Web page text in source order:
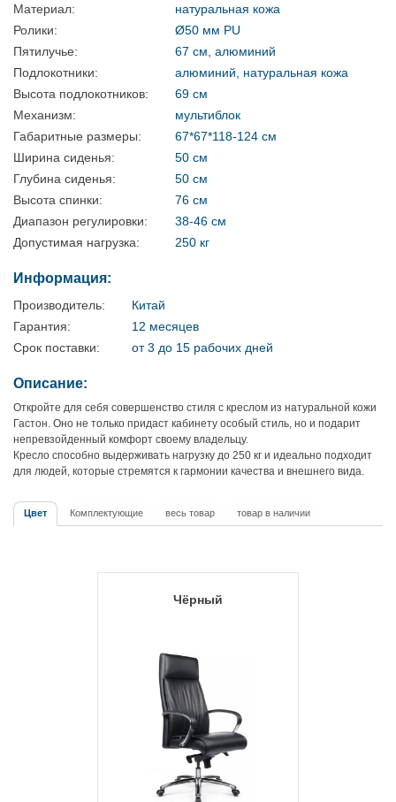
Материал:
натуральная кожа
Ролики:
Ø50 мм PU
Пятилучье:
67 см, алюминий
Подлокотники:
алюминий, натуральная кожа
Высота подлокотников:
69 см
Механизм:
мультиблок
Габаритные размеры:
67*67*118-124 см
Ширина сиденья:
50 см
Глубина сиденья:
50 см
Высота спинки:
76 см
Диапазон регулировки:
38-46 см
Допустимая нагрузка:
250 кг
Информация:
Производитель:
Китай
Гарантия:
12 месяцев
Срок поставки:
от 3 до 15 рабочих дней
Описание:
Откройте для себя совершенство стиля с креслом из натуральной кожи
Гастон. Оно не только придаст кабинету особый стиль, но и подарит
непревзойденный комфорт своему владельцу.
Кресло способно выдерживать нагрузку до 250 кг и идеально подходит
для людей, которые стремятся к гармонии качества и внешнего вида.
Цвет Комплектующие весь товар товар в наличии
Чёрный